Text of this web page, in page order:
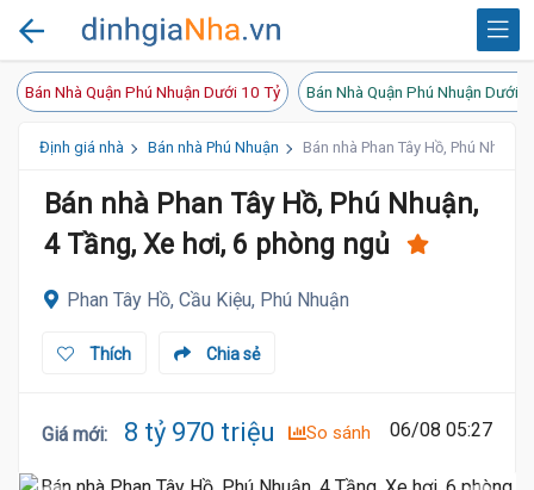
Bán Nhà Quận Phú Nhuận Dưới 10 Tỷ Bán Nhà Quận Phú Nhuận Dưới
Định giá nhà Bán nhà Phú Nhuận Bán nhà Phan Tây Hồ, Phú
Bán nhà Phan Tây Hồ, Phú Nhuận,
4 Tầng, Xe hơi, 6 phòng ngủ
Phan Tây Hồ, Cầu Kiệu, Phú Nhuận
Chia sẻ
Thích
Giá mới: 8 tỷ 970 triệu So sánh 06/08 05:27